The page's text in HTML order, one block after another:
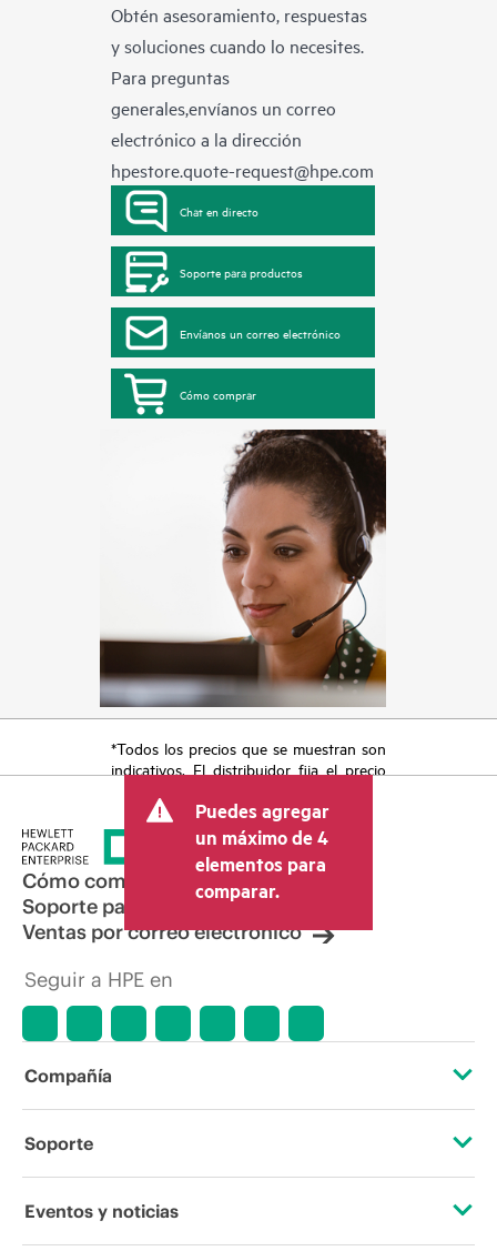
Obtén asesoramiento, respuestas
y soluciones cuando lo necesites.
Para preguntas
generales,envíanos un correo
electrónico a la dirección
hpestore.quote-request@hpe.com
Chat en directo
Soporte para productos
Envíanos un correo electrónico
Cómo comprar
*Todos los precios que se muestran son
indicativos. El distribuidor fija el precio
otros conceptos, como los impuestos a
la venta, el IVA y el envío. El precio de la
transacción que establece el distribuidor
puede variar con respecto a otros
distribuidores y al precio indicativo
mostrado. El precio indicativo puede
incluir ofertas promocionales por tiempo
hacer ajustes de precios en cualquier
condiciones del mercado,
promociones de fin de la vida útil y
Puedes agregar
un máximo de 4
elementos para
comparar.
Cómo comprar
Soporte para productos
Ventas por correo electrónico
Seguir a HPE en
Compañía
Acerca de HPE
Soporte
Servicios de soporte operativo
Eventos y noticias